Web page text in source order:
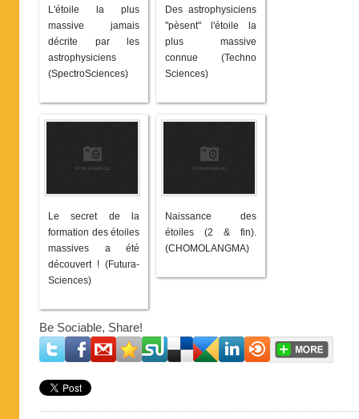
L'étoile la plus
massive jamais
décrite par les
astrophysiciens
(SpectroSciences)
Des astrophysiciens
"pèsent" l'étoile la
plus massive
connue (Techno
Sciences)
Le secret de la
formation des étoiles
massives a été
découvert ! (Futura-
Sciences)
Naissance des
étoiles (2 & fin).
(CHOMOLANGMA)
Be Sociable, Share!